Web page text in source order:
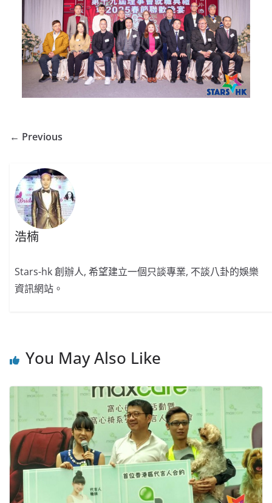
← Previous
浩楠
Stars-hk 創辦人, 希望建立一個只談專業, 不談八卦的娛樂
資訊網站。
You May Also Like